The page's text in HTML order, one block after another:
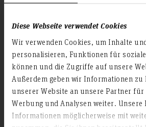
Diese Webseite verwendet Cookies
Wir verwenden Cookies, um Inhalte
personalisieren, Funktionen für
können und die Zugriffe auf unsere
Außerdem geben wir Informationen
unserer Website an unsere Partner für
Werbung und Analysen weiter. Unsere
Informationen möglicherweise mit
Service & Organisation
Akademische Angelegenheiten
Antidiskriminierungsstelle
Arbeitssicherheit
Berufungsmanagement
Bibliothek
Campusmanagement